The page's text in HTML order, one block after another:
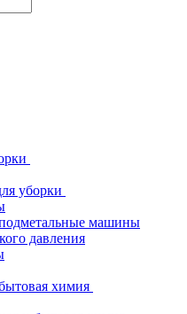
уборки
машины
давления
химия